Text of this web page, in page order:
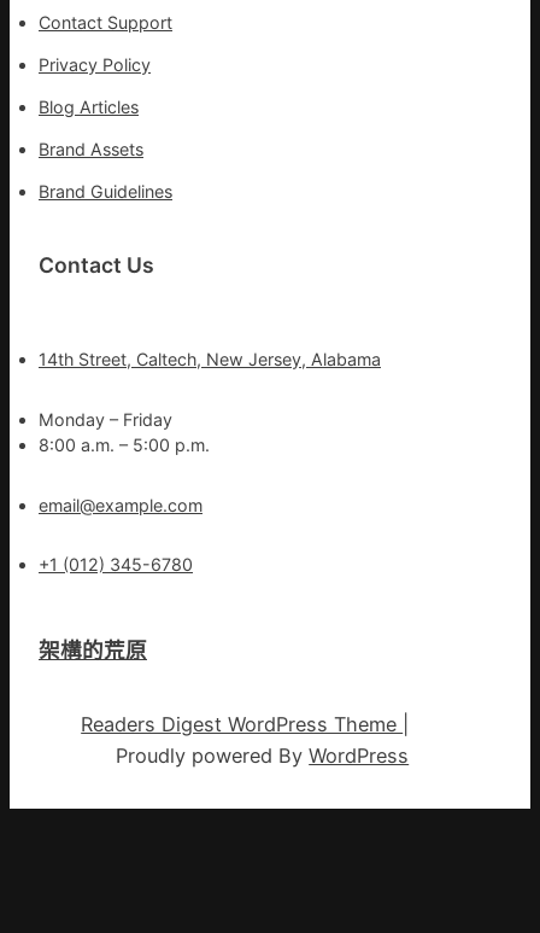
Contact Support
Privacy Policy
Blog Articles
Brand Assets
Brand Guidelines
Contact Us
14th Street, Caltech, New Jersey, Alabama
Monday – Friday
8:00 a.m. – 5:00 p.m.
email@example.com
+1 (012) 345-6780
架構的荒原
Readers Digest WordPress Theme
Proudly powered ByWordPress